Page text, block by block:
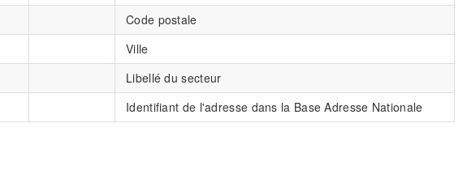
Code postale
Ville
Libellé du secteur
Identifiant de l'adresse dans la Base Adresse Nationale